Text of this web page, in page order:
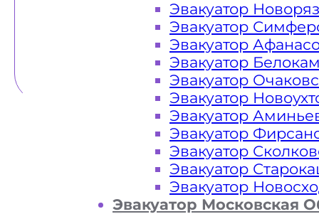
Эвакуатор
Эвакуатор
Эвакуатор
Эвакуатор
Эвакуатор
Эвакуатор
Эвакуатор
Эвакуатор
Эвакуатор
Эвакуатор
Эвакуатор
Эвакуатор Московская